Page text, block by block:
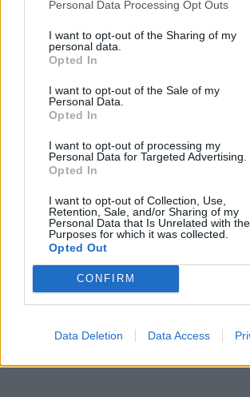
Personal Data Processing Opt Outs
I want to opt-out of the Sharing of my
personal data.
Opted In
I want to opt-out of the Sale of my
Personal Data.
Opted In
I want to opt-out of processing my
Personal Data for Targeted Advertising.
Opted In
I want to opt-out of Collection, Use,
Retention, Sale, and/or Sharing of my
Personal Data that Is Unrelated with the
Purposes for which it was collected.
Opted Out
CONFIRM
Data Deletion Data Access